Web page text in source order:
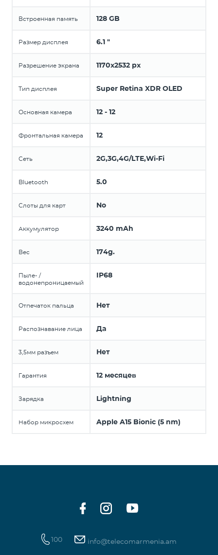
Встроенная память 128 GB
Размер дисплея 6.1 "
Разрешение экрана 1170x2532 px
Тип дисплея Super Retina XDR OLED
Основная камера 12 - 12
Фронтальная камера 12
Сеть 2G,3G,4G/LTE,Wi-Fi
Bluetooth 5.0
Слоты для карт No
Аккумулятор 3240 mAh
Вес 174g.
Пыле- /
водонепроницаемый
IP68
Отпечаток пальца Нет
Распознавание лица Да
3,5мм разъем Нет
Гарантия 12 месяцев
Зарядка Lightning
Набор микросхем Apple A15 Bionic (5 nm)
100 info@telecomarmenia.am